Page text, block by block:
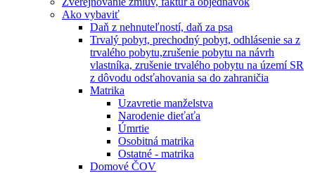
Ako vybaviť
Daň z nehnuteľností, daň za psa
Trvalý pobyt, prechodný pobyt, odhlásenie sa z
trvalého pobytu,zrušenie pobytu na návrh
vlastníka, zrušenie trvalého pobytu na území SR
z dôvodu odsťahovania sa do zahraničia
Matrika
Uzavretie manželstva
Narodenie dieťaťa
Úmrtie
Osobitná matrika
Ostatné - matrika
Domové ČOV